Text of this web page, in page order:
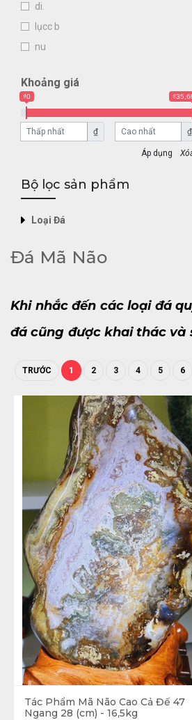
di.
lụcc b
nu
Khoảng giá
₫0
₫ ₫
Bộ lọc sản phẩm
Loại Đá
Đá Mã Não
Khi nhắc đến các loại đá
đá cũng được khai thác và
trong cuộc sống hiện
Đỉnh tìm hiểu ngay về loài
1. Đôi nét về đá Mã Não
1.1. Đá Mã Não là gì?
Đá Mã Não (tên tiếng anh là
thường chỉ được nhìn thấy
chất lượng và màu sắc mới trở
TRƯỚC 1 2 3 4 5 6
Tác Phẩm Mã Não Cao Cả Đế 47
Ngang 28 (cm) - 16,5kg